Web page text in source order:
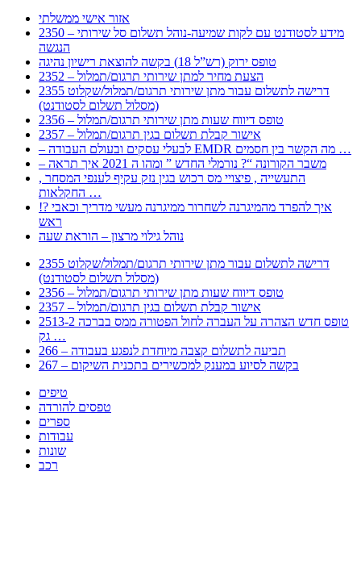
אזור אישי ממשלתי
2350 – מידע לסטודנט עם לקות שמיעה-נוהל תשלום סל שירותי
הנגשה
טופס ירוק (רש”ל 18) בקשה להוצאת רישיון נהיגה
2352 – הצעת מחיר למתן שירותי תרגום/תמלול
2355 דרישה לתשלום עבור מתן שירותי תרגום/תמלול/שקלוט
(מסלול תשלום לסטודנט)
2356 – טופס דיווח שעות מתן שירותי תרגום/תמלול
2357 – אישור קבלת תשלום בגין תרגום/תמלול
– לבעלי עסקים ובעולם העבודה EMDR מה הקשר בין חסמים …
– משבר הקורונה “? נורמלי החדש ” ומהו ה 2021 איך תראה
, התעשייה , פיצויי מס רכוש בגין נזק עקיף לענפי המסחר
החקלאות …
!? איך להפרד מהמיגרנה לשחרור ממיגרנה מעשי מדריך וכאבי
ראש
נוהל גילוי מרצון – הוראת שעה
2355 דרישה לתשלום עבור מתן שירותי תרגום/תמלול/שקלוט
(מסלול תשלום לסטודנט)
2356 – טופס דיווח שעות מתן שירותי תרגום/תמלול
2357 – אישור קבלת תשלום בגין תרגום/תמלול
2513-2 טופס חדש הצהרה על העברה לחול הפטורה ממס בברכה
גק …
266 – תביעה לתשלום קצבה מיוחדת לנפגע בעבודה
267 – בקשה לסיוע במענק למכשירים בתכנית השיקום
טיפים
טפסים להורדה
ספרים
עבודות
שונות
רכב